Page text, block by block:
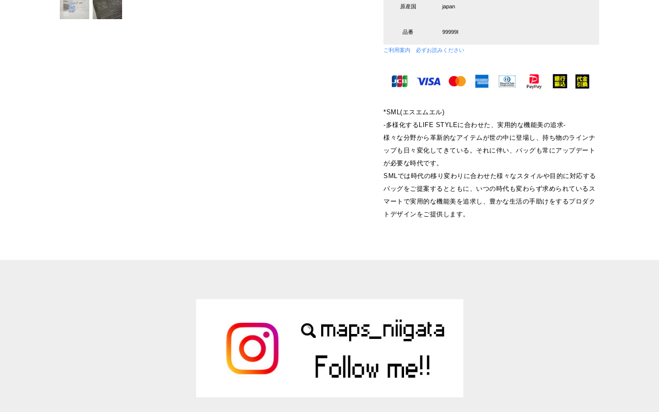
原産国 japan
品番 99999I
ご利用案内 必ずお読みください
*SML(エスエムエル)
-多様化するLIFE STYLEに合わせた、実用的な機能美の追求-
様々な分野から革新的なアイテムが世の中に登場し、持ち物のラインナ
ップも日々変化してきている。それに伴い、バッグも常にアップデート
が必要な時代です。
SMLでは時代の移り変わりに合わせた様々なスタイルや目的に対応する
バッグをご提案するとともに、いつの時代も変わらず求められているス
マートで実用的な機能美を追求し、豊かな生活の手助けをするプロダク
トデザインをご提供します。